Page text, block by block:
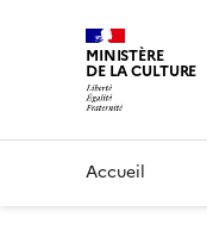
MINISTÈRE
DE LA CULTURE
Accueil